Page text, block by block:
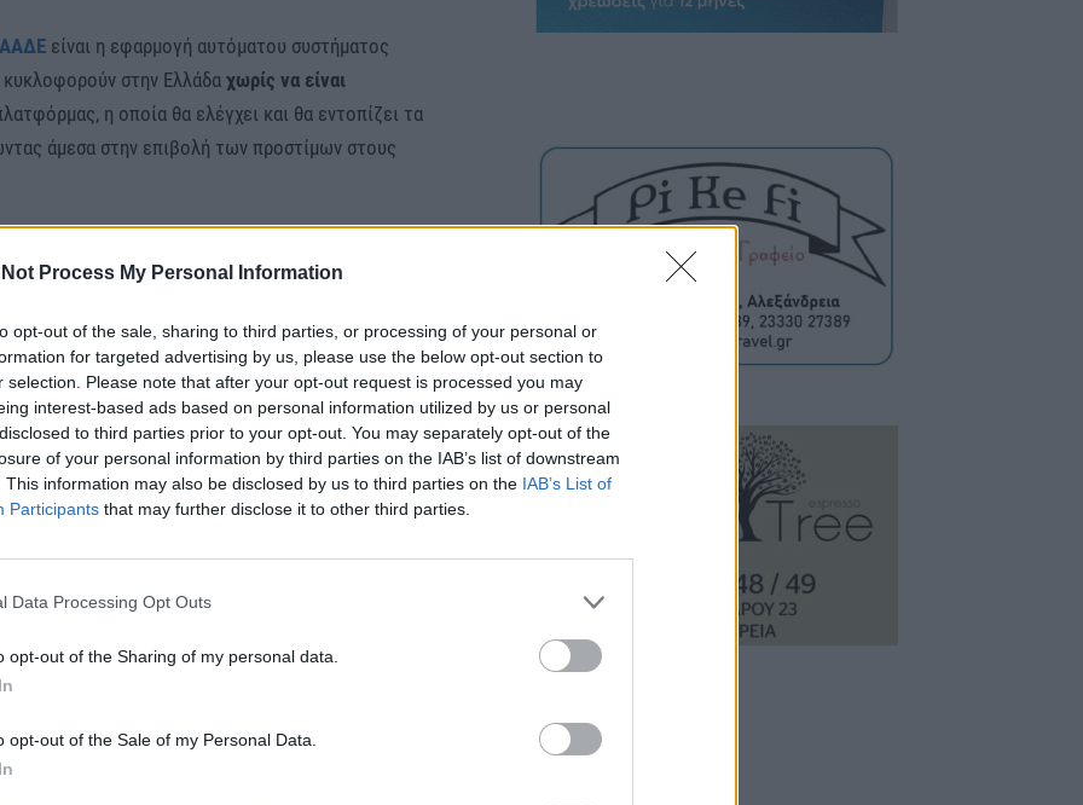
Not Process My Personal Information
opt-out of the sale, sharing to third parties, or processing of your personal or
for targeted advertising by us, please use the below opt-out section to
selection. Please note that after your opt-out request is processed you may
interest-based ads based on personal information utilized by us or personal
to third parties prior to your opt-out. You may separately opt-out of the
of your personal information by third parties on the IAB’s list of downstream
This information may also be disclosed by us to third parties on the IAB’s List of
Participants that may further disclose it to other third parties.
Data Processing Opt Outs
opt-out of the Sharing of my personal data.
opt-out of the Sale of my Personal Data.
ΑΑΔΕείναι η εφαρμογή αυτόματου συστήματος
στην Ελλάδα χωρίς να είναι
η οποία θα ελέγχει και θα εντοπίζει τα
άμεσα στην επιβολή των προστίμων στους
τα στοιχεία από το ηλεκτρονικό αρχείο
οχημάτων που διαθέτει το Υπουργείο
οχημάτων του Υπουργείου Προστασίας
του Υπουργείου Εσωτερικών, των
Διαχείρισης Οχημάτων Ελλάδος και
Κέντρου Πληροφοριών του Επικουρικού
Ατυχήματα Αυτοκινήτων.
θα ενημερώνονται για την παράβαση και θα
με τη μορφή παράβολου έως
στη συνέχεια να ασφαλίσουν στη το όχημά
βρεθούν αντιμέτωποι με πρόστιμο
όπως αφαίρεση διπλώματος για 6 μήνες και